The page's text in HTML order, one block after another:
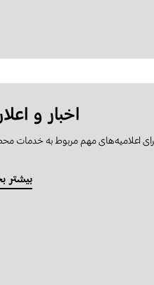
اخبار و
اعلامیه‌های مهم مربوط به خدمات
بیشتر